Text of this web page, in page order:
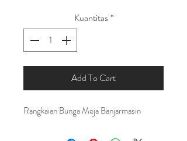
Kuantitas*
Add To Cart
Rangkaian Bunga Meja Banjarmasin